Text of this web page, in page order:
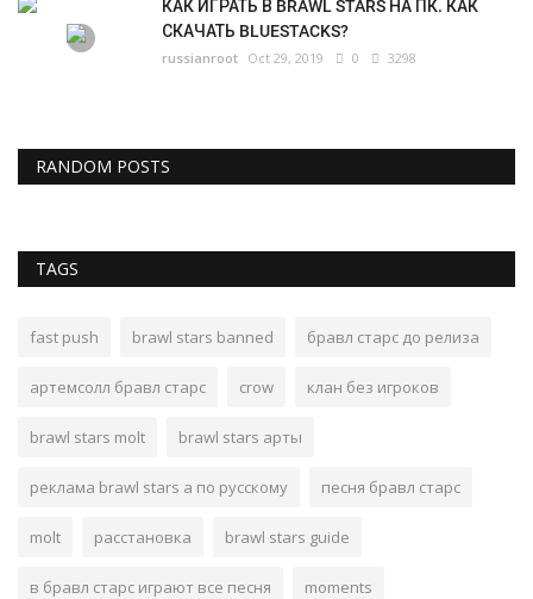
КАК ИГРАТЬ В BRAWL STARS НА ПК. КАК
СКАЧАТЬ BLUESTACKS?
russianroot Oct 29, 2019 0 3298
RANDOM POSTS
TAGS
fast push brawl stars banned бравл старс до релиза
артемсолл бравл старс crow клан без игроков
brawl stars molt brawl stars арты
реклама brawl stars а по русскому песня бравл старс
molt расстановка brawl stars guide
в бравл старс играют все песня moments